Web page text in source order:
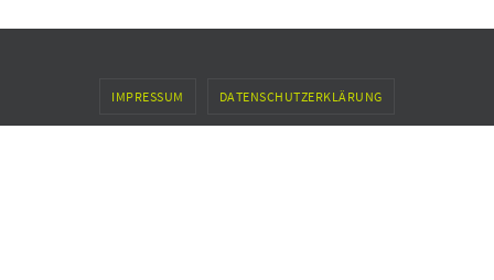
IMPRESSUM DATENSCHUTZERKLÄRUNG